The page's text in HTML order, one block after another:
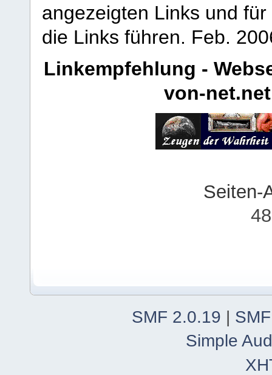
angezeigten Links und
die Links führen. Feb.
Linkempfehlung -
von-net.net
Seiten-
SMF 2.0.19 |
Simple